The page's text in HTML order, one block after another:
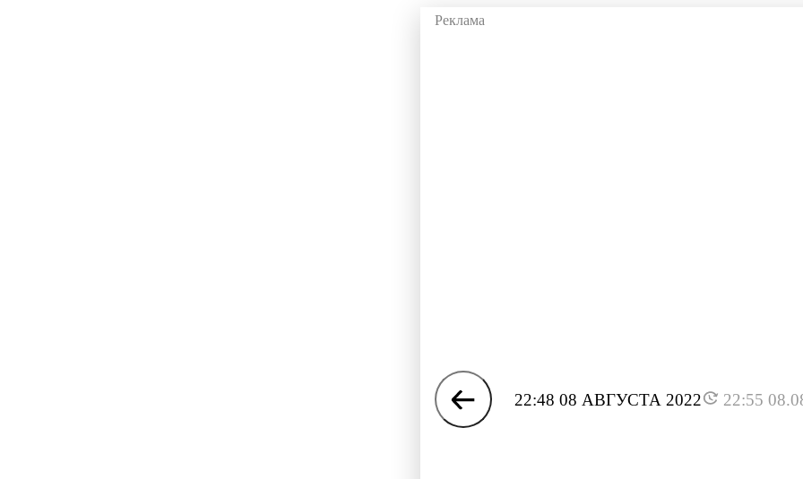
22:48 08 АВГУСТА 2022 22:55